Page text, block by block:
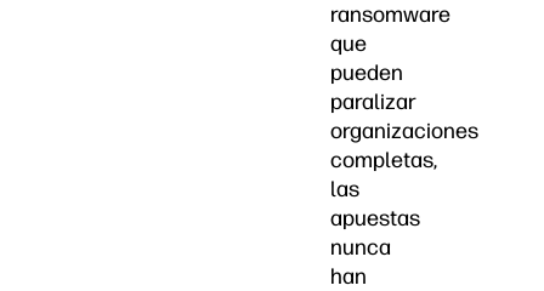
ransomware
que
pueden
paralizar
organizaciones
completas,
las
apuestas
nunca
han